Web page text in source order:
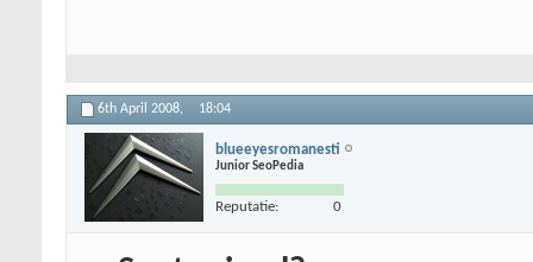
6th April 2008, 18:04
blueeyesromanesti
Junior SeoPedia
Reputatie: 0